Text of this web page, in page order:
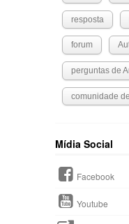
resposta
forum
perguntas de
comunidade
Mídia Social
Facebook
Youtube